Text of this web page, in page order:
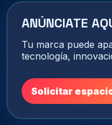
ANÚNCIATE
Tu marca puede
tecnología,
Solicitar